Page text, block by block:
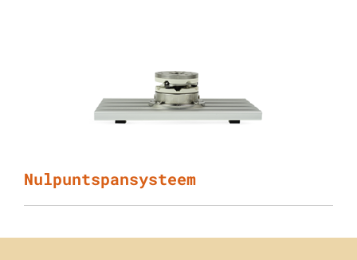
Nulpuntspansysteem